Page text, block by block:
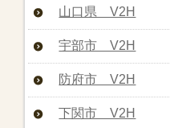
山口県 V2H
宇部市 V2H
防府市 V2H
下関市 V2H